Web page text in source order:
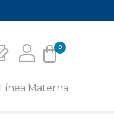
0
Línea Materna